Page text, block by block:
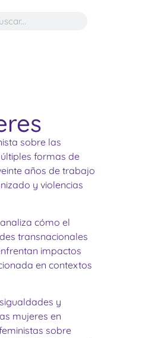
sobre las
formas de
años de trabajo
y violencias
cómo el
transnacionales
impactos
en contextos
y
mujeres en
sobre